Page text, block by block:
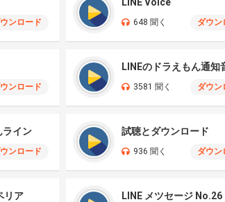
ンロード 648 聞く ダウン
ンロード
LINEのドラえもん通知
3581 聞く ダウン
ライン
ンロード
試聴とダウンロード
936 聞く ダウン
リア LINE メツセージ No.26